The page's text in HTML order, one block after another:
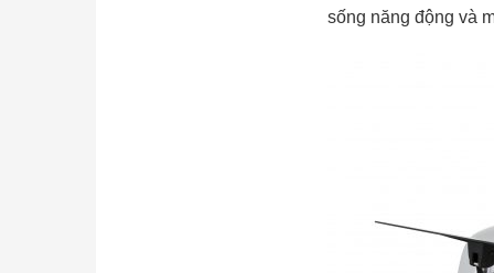
sống năng động và